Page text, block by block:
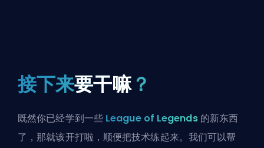
接下来要干嘛？
既然你已经学到一些 League of Legends的新东西
了，那就该开打啦，顺便把技术练起来。我们可以帮